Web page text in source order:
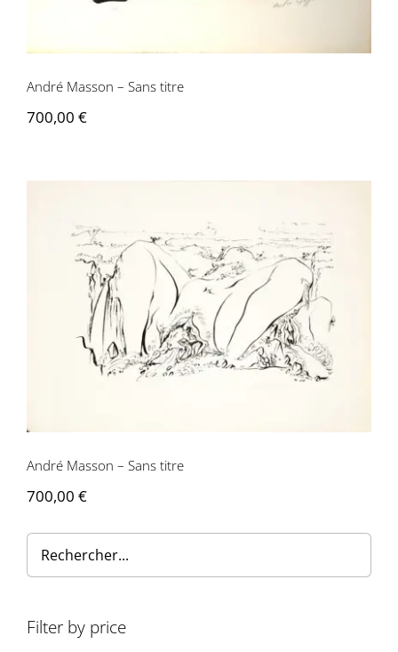
André Masson – Sans titre
700,00 €
André Masson – Sans titre
André Masson – Sans titre
700,00 €
Filter by price